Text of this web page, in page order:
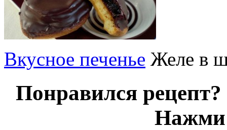
Вкусное печенье Желе в
Понравился
Нажми